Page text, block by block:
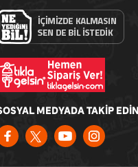
MEDYADA TAKİP EDİN